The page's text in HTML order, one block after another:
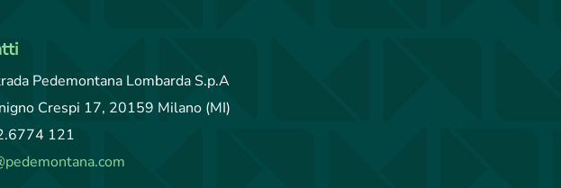
Pedemontana Lombarda S.p.A
Crespi 17, 20159 Milano (MI)
121